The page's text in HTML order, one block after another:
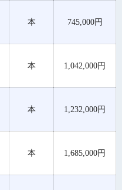
本 745,000円
本 1,042,000円
本 1,232,000円
本 1,685,000円